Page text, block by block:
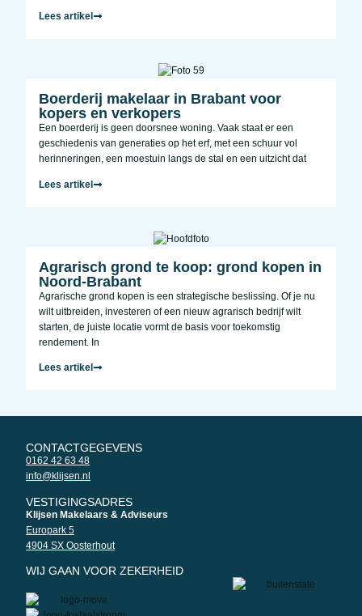
Lees artikel
Boerderij makelaar in Brabant voor
kopers en verkopers
Een boerderij is geen doorsnee woning. Vaak staat er een
geschiedenis van generaties op het erf, met een schuur vol
herinneringen, een moestuin langs de stal en een uitzicht dat
Lees artikel
Agrarisch grond te koop: grond kopen in
Noord-Brabant
Agrarische grond kopen is een strategische beslissing. Of je nu
wilt uitbreiden, investeren of een nieuw agrarisch bedrijf wilt
starten, de juiste locatie vormt de basis voor toekomstig
rendement. In
Lees artikel
CONTACTGEGEVENS
0162 42 63 48
info@klijsen.nl
VESTIGINGSADRES
Klijsen Makelaars & Adviseurs
Europark 5
4904 SX Oosterhout
WIJ GAAN VOOR ZEKERHEID